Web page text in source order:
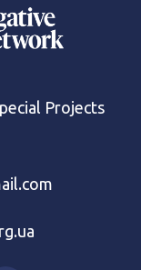
Projects